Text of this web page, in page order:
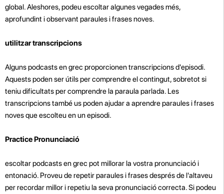
global. Aleshores, podeu escoltar algunes vegades més,
aprofundint i observant paraules i frases noves.
utilitzar transcripcions
Alguns podcasts en grec proporcionen transcripcions d'episodi.
Aquests poden ser útils per comprendre el contingut, sobretot si
teniu dificultats per comprendre la paraula parlada. Les
transcripcions també us poden ajudar a aprendre paraules i frases
noves que escolteu en un episodi.
Practice Pronunciació
escoltar podcasts en grec pot millorar la vostra pronunciació i
entonació. Proveu de repetir paraules i frases després de l'altaveu
per recordar millori repetiu la seva pronunciació correcta. Si podeu